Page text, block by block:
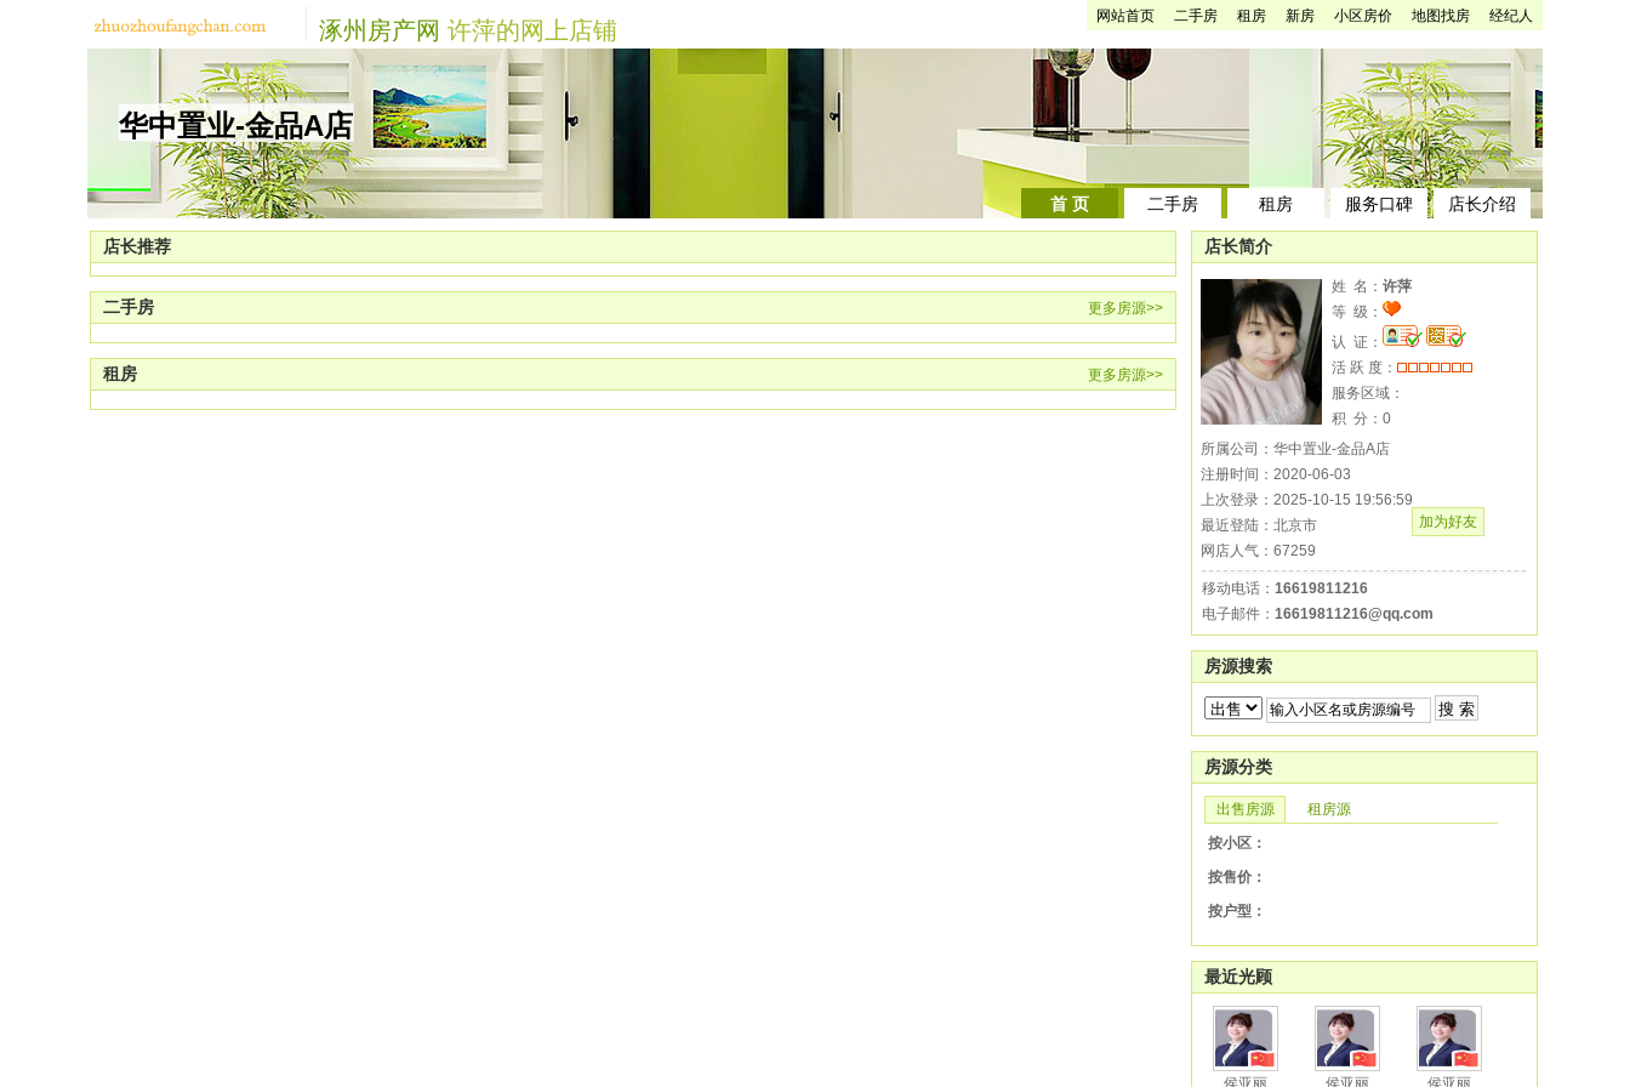
涿州房产网 许萍的网上店铺
网站首页 二手房 租房 新房 小区房价 地图找房 经纪人
华中置业-金品A店
首 页 二手房 租房 服务口碑 店长介绍
店长推荐
二手房 更多房源>>
租房 更多房源>>
店长简介
姓 名： 许萍
等 级：
认 证：
活 跃 度：
服务区域：
积 分： 0
加为好友
所属公司：华中置业-金品A店
注册时间：2020-06-03
上次登录：2025-10-15 19:56:59
最近登陆：北京市
网店人气：67259
移动电话：16619811216
电子邮件：16619811216@qq.com
房源搜索
房源分类
出售房源
租房源
按小区：
按售价：
按户型：
最近光顾
侯亚丽 侯亚丽 侯亚丽